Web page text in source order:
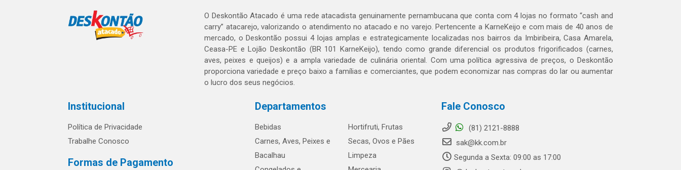
O Deskontão Atacado é uma rede atacadista genuinamente pernambucana que conta com 4 lojas no formato “cash and
carry” atacarejo, valorizando o atendimento no atacado e no varejo. Pertencente a KarneKeijo e com mais de 40 anos de
mercado, o Deskontão possui 4 lojas amplas e estrategicamente localizadas nos bairros da Imbiribeira, Casa Amarela,
Ceasa-PE e Lojão Deskontão (BR 101 KarneKeijo), tendo como grande diferencial os produtos frigorificados (carnes,
aves, peixes e queijos) e a ampla variedade de culinária oriental. Com uma política agressiva de preços, o Deskontão
proporciona variedade e preço baixo a famílias e comerciantes, que podem economizar nas compras do lar ou aumentar
o lucro dos seus negócios.
Institucional
Política de Privacidade
Trabalhe Conosco
Formas de Pagamento
Departamentos
Bebidas
Carnes, Aves, Peixes e
Bacalhau
Hortifruti, Frutas
Secas, Ovos e Pães
Limpeza
Fale Conosco
(81) 2121-8888
sak@kk.com.br
Segunda a Sexta: 09:00 as 17:00